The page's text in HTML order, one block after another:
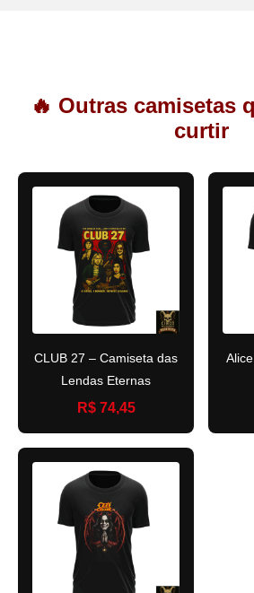
🔥 Outras camisetas
curtir
CLUB 27 – Camiseta das
Lendas Eternas
R$ 74,45